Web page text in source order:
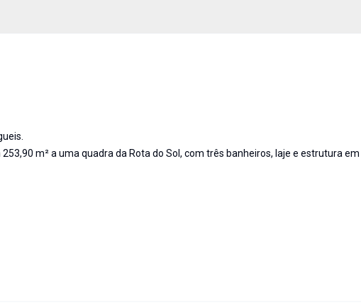
m² a uma quadra da Rota do Sol, com três banheiros, laje e estrutura em